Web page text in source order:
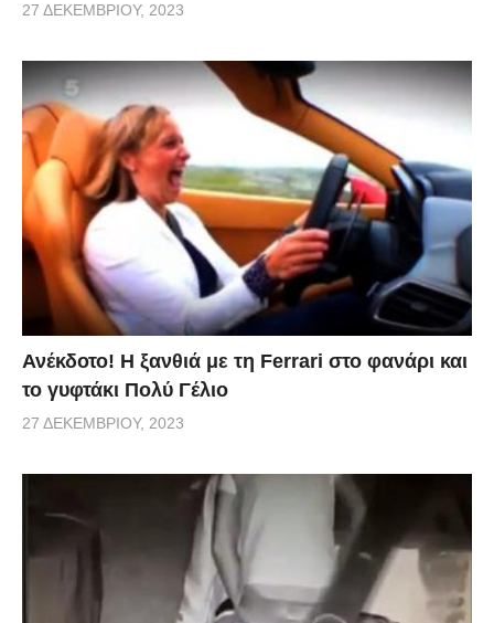
27 ΔΕΚΕΜΒΡΊΟΥ, 2023
Ανέκδοτο! Η ξανθιά με τη Ferrari στο φανάρι και
το γυφτάκι Πολύ Γέλιο
27 ΔΕΚΕΜΒΡΊΟΥ, 2023